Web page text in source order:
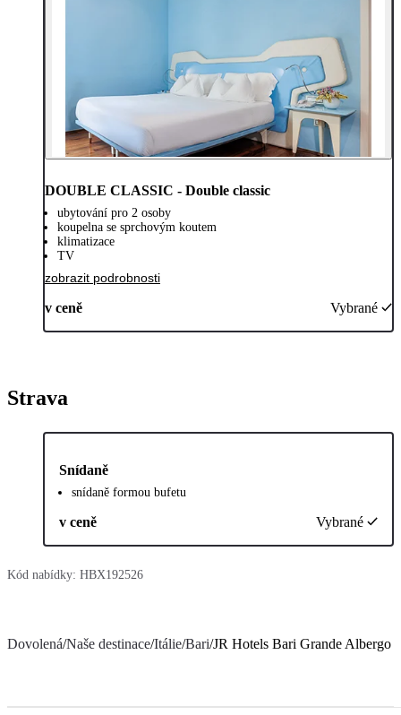
DOUBLE CLASSIC - Double classic
ubytování pro 2 osoby
koupelna se sprchovým koutem
klimatizace
TV
zobrazit podrobnosti
v ceně Vybrané
Strava
Snídaně
snídaně formou bufetu
v ceně Vybrané
Kód nabídky: HBX192526
Dovolená/Naše destinace/Itálie/Bari/JR Hotels Bari Grande Albergo